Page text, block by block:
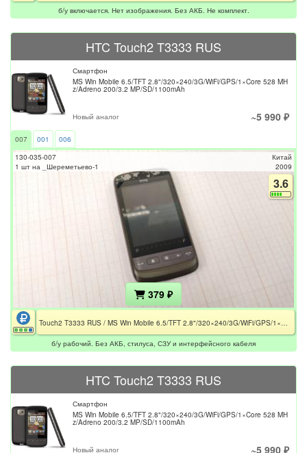
б/у включается. Нет изображения. Без АКБ. Не комплект.
HTC Touch2 T3333 RUS
Смартфон
MS Win Mobile 6.5/TFT 2.8"/320×240/3G/WiFi/GPS/1×Core 528 MH
z/Adreno 200/3.2 MP/SD/1100mAh
Новый аналог ~5 990 ₽
007 001
006
130-035-007
1 шт на _Шереметьево-1
Китай
2009
3.6
379 ₽
Touch2 T3333 RUS / MS Win Mobile 6.5/TFT 2.8"/320×240/3G/WiFi/GPS/1×Core 528 MHz/Adreno 200/3.2 MP/SD/1100mAh / Без АКБ
б/у рабочий. Без АКБ, стилуса, СЗУ и интерфейсного кабеля
HTC Touch2 T3333 RUS
Смартфон
MS Win Mobile 6.5/TFT 2.8"/320×240/3G/WiFi/GPS/1×Core 528 MH
z/Adreno 200/3.2 MP/SD/1100mAh
Новый аналог ~5 990 ₽